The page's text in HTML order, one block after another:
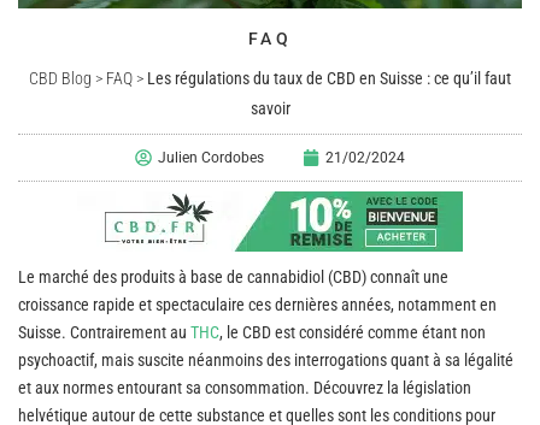
FAQ
CBD Blog > FAQ > Les régulations du taux de CBD en Suisse : ce qu’il faut
savoir
Julien Cordobes 21/02/2024
Le marché des produits à base de cannabidiol (CBD) connaît une
croissance rapide et spectaculaire ces dernières années, notamment en
Suisse. Contrairement au THC, le CBD est considéré comme étant non
psychoactif, mais suscite néanmoins des interrogations quant à sa légalité
et aux normes entourant sa consommation. Découvrez la législation
helvétique autour de cette substance et quelles sont les conditions pour